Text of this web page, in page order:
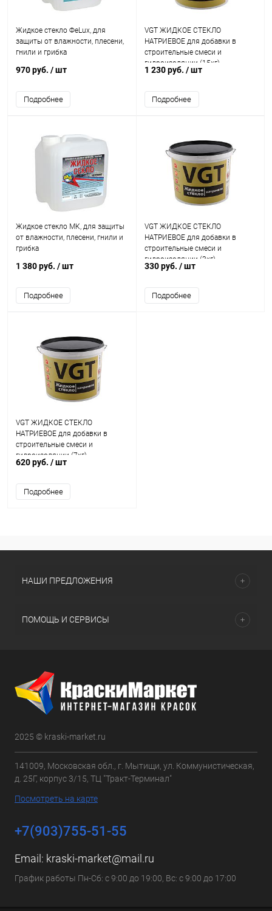
Жидкое стекло ФеLux, для
защиты от влажности, плесени,
гнили и грибка
970 руб. / шт
Подробнее
VGT ЖИДКОЕ СТЕКЛО
НАТРИЕВОЕ для добавки в
строительные смеси и
гидроизоляции (15кг)
1 230 руб. / шт
Подробнее
Жидкое стекло МК, для защиты
от влажности, плесени, гнили и
грибка
1 380 руб. / шт
Подробнее
VGT ЖИДКОЕ СТЕКЛО
НАТРИЕВОЕ для добавки в
строительные смеси и
гидроизоляции (3кг)
330 руб. / шт
Подробнее
VGT ЖИДКОЕ СТЕКЛО
НАТРИЕВОЕ для добавки в
строительные смеси и
гидроизоляции (7кг)
620 руб. / шт
Подробнее
НАШИ ПРЕДЛОЖЕНИЯ
ПОМОЩЬ И СЕРВИСЫ
2025 © kraski-market.ru
141009, Московская обл., г. Мытищи, ул. Коммунистическая,
д. 25Г, корпус 3/15, ТЦ "Тракт-Терминал"
Посмотреть на карте
+7(903)755-51-55
Email: kraski-market@mail.ru
График работы Пн-Сб: с 9:00 до 19:00, Вс: с 9:00 до 17:00